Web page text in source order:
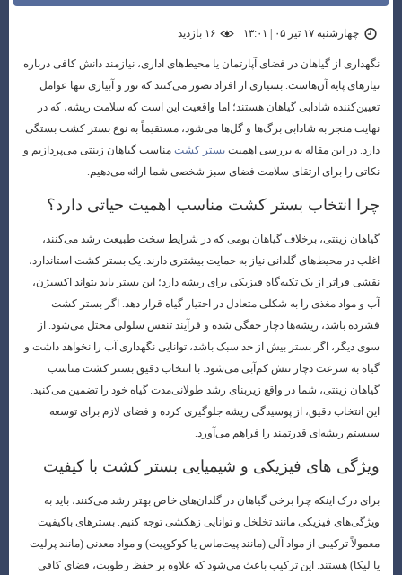
چهارشنبه ۱۷ تیر ۰۵ | ۱۳:۰۱ ۱۶ بازديد
نگهداری از گیاهان در فضای آپارتمان یا محیط‌های اداری، نیازمند دانش کافی درباره
نیازهای پایه آن‌هاست. بسیاری از افراد تصور می‌کنند که نور و آبیاری تنها عوامل
تعیین‌کننده شادابی گیاهان هستند؛ اما واقعیت این است که سلامت ریشه، که در
نهایت منجر به شادابی برگ‌ها و گل‌ها می‌شود، مستقیماً به نوع بستر کشت بستگی
دارد. در این مقاله به بررسی اهمیتبستر کشتمناسب گیاهان زینتی می‌پردازیم و
نکاتی را برای ارتقای سلامت فضای سبز شخصی شما ارائه می‌دهیم.
چرا انتخاب بستر کشت مناسب اهمیت حیاتی دارد؟
گیاهان زینتی، برخلاف گیاهان بومی که در شرایط سخت طبیعت رشد می‌کنند،
اغلب در محیط‌های گلدانی نیاز به حمایت بیشتری دارند. یک بستر کشت استاندارد،
نقشی فراتر از یک تکیه‌گاه فیزیکی برای ریشه دارد؛ این بستر باید بتواند اکسیژن،
آب و مواد مغذی را به شکلی متعادل در اختیار گیاه قرار دهد. اگر بستر کشت
فشرده باشد، ریشه‌ها دچار خفگی شده و فرآیند تنفس سلولی مختل می‌شود. از
سوی دیگر، اگر بستر بیش از حد سبک باشد، توانایی نگهداری آب را نخواهد داشت و
گیاه به سرعت دچار تنش کم‌آبی می‌شود. با انتخاب دقیق بستر کشت مناسب
گیاهان زینتی، شما در واقع زیربنای رشد طولانی‌مدت گیاه خود را تضمین می‌کنید.
این انتخاب دقیق، از پوسیدگی ریشه جلوگیری کرده و فضای لازم برای توسعه
سیستم ریشه‌ای قدرتمند را فراهم می‌آورد.
ویژگی های فیزیکی و شیمیایی بستر کشت با کیفیت
برای درک اینکه چرا برخی گیاهان در گلدان‌های خاص بهتر رشد می‌کنند، باید به
ویژگی‌های فیزیکی مانند تخلخل و توانایی زهکشی توجه کنیم. بسترهای باکیفیت
معمولاً ترکیبی از مواد آلی (مانند پیت‌ماس یا کوکوپیت) و مواد معدنی (مانند پرلیت
یا لیکا) هستند. این ترکیب باعث می‌شود که علاوه بر حفظ رطوبت، فضای کافی